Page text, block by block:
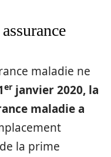
maladie ne
erjanvier 2020, la
maladie a
la prime